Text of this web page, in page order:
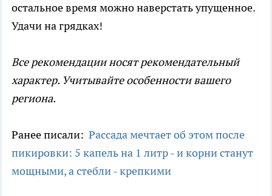
остальное время можно наверстать упущенное.
Удачи на грядках!
Все рекомендации носят рекомендательный
характер. Учитывайте особенности вашего
региона.
Ранее писали: Рассада мечтает об этом после
пикировки: 5 капель на 1 литр - и корни станут
мощными, а стебли - крепкими